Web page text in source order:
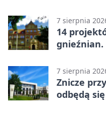
7 sierpnia
14
gnieźnian.
7 sierpnia
Znicze
odbędą